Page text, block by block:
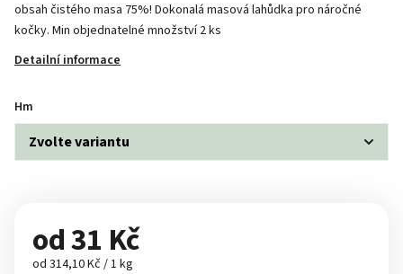
obsah čistého masa 75%! Dokonalá masová lahůdka pro náročné
kočky. Min objednatelné množství 2 ks
Detailní informace
Hm
od31 Kč
od 314,10 Kč / 1 kg